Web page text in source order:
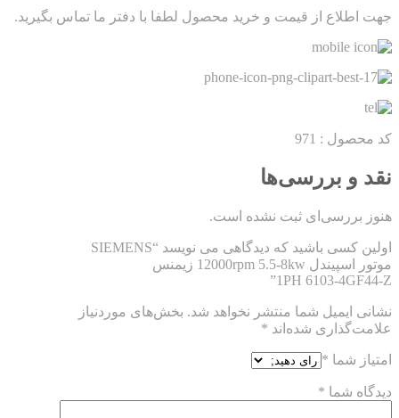
جهت اطلاع از قیمت و خرید محصول لطفا با دفتر ما تماس بگیرید.
کد محصول : 971
نقد و بررسی‌ها
هنوز بررسی‌ای ثبت نشده است.
اولین کسی باشید که دیدگاهی می نویسد “SIEMENS
موتور اسپیندل 12000rpm 5.5-8kw زیمنس
1PH 6103-4GF44-Z”
نشانی ایمیل شما منتشر نخواهد شد. بخش‌های موردنیاز
علامت‌گذاری شده‌اند *
امتیاز شما *
دیدگاه شما *